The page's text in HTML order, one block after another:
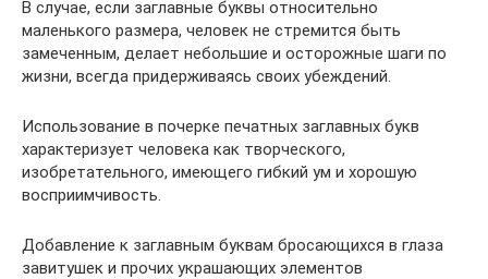
В случае, если заглавные буквы относительно
маленького размера, человек не стремится быть
замеченным, делает небольшие и осторожные шаги по
жизни, всегда придерживаясь своих убеждений.
Использование в почерке печатных заглавных букв
характеризует человека как творческого,
изобретательного, имеющего гибкий ум и хорошую
восприимчивость.
Добавление к заглавным буквам бросающихся в глаза
завитушек и прочих украшающих элементов